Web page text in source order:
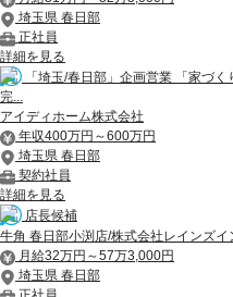
埼玉県 春日部
正社員
詳細を見る
「埼玉/春日部」企画営業 「家づ
完...
アイディホーム株式会社
年収400万円～600万円
埼玉県 春日部
契約社員
詳細を見る
店長候補
牛角 春日部小渕店/株式会社レインズ
月給32万円～57万3,000円
埼玉県 春日部